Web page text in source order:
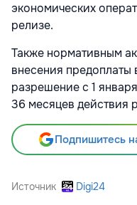
экономических
релизе.
Также нормативным
внесения предоплаты
разрешение с 1
36 месяцев действия
Подпишитесь
Источник Digi24